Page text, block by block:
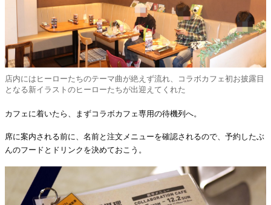
店内にはヒーローたちのテーマ曲が絶えず流れ、コラボカフェ初お披露目
となる新イラストのヒーローたちが出迎えてくれた
カフェに着いたら、まずコラボカフェ専用の待機列へ。
席に案内される前に、名前と注文メニューを確認されるので、予約したぶ
んのフードとドリンクを決めておこう。